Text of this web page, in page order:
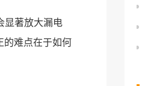
显著放大漏电
的难点在于如何